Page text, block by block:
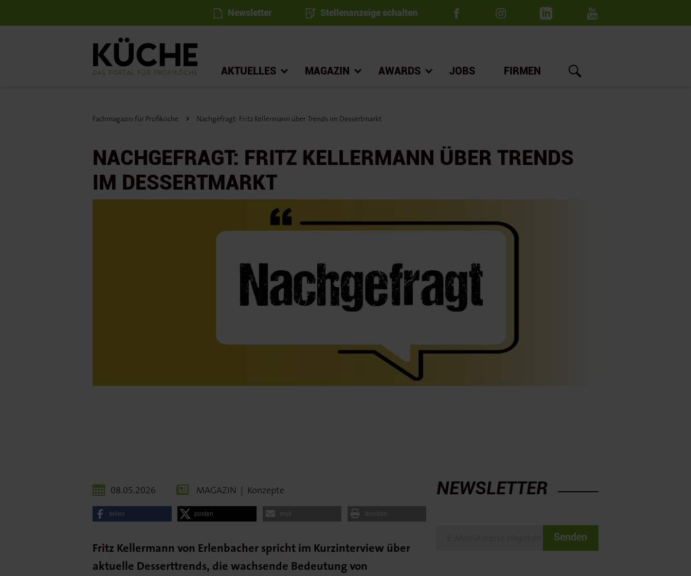
Newsletter Stellenanzeige schalten
AKTUELLES MAGAZIN AWARDS JOBS FIRMEN
Fachmagazin für Profiköche Nachgefragt: Fritz Kellermann über Trends im Dessertmarkt
NACHGEFRAGT: FRITZ KELLERMANN ÜBER TRENDS
IM DESSERTMARKT
08.05.2026 MAGAZIN | Konzepte
teilen posten mail drucken
Fritz Kellermann von Erlenbacher spricht im Kurzinterview über
aktuelle Desserttrends, die wachsende Bedeutung von
NEWSLETTER
Senden